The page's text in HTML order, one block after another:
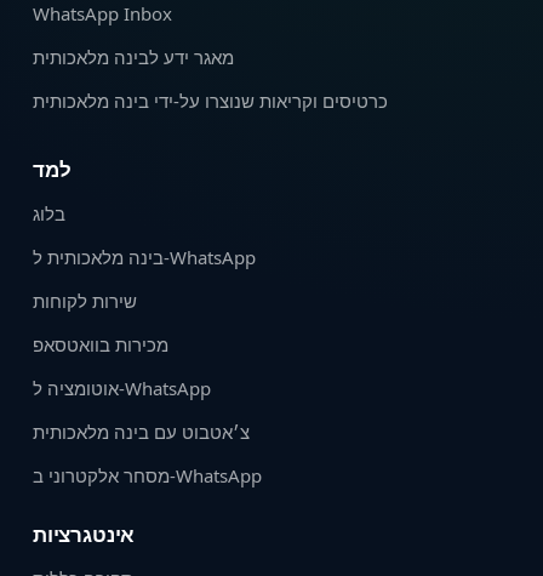
WhatsApp Inbox
מאגר ידע לבינה מלאכותית
כרטיסים וקריאות שנוצרו על‑ידי בינה מלאכותית
למד
בלוג
בינה מלאכותית ל-WhatsApp
שירות לקוחות
מכירות בוואטסאפ
אוטומציה ל‑WhatsApp
צ׳אטבוט עם בינה מלאכותית
מסחר אלקטרוני ב‑WhatsApp
אינטגרציות